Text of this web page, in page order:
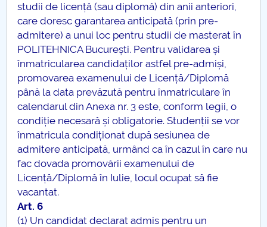
studii de licență (sau diplomă) din anii anteriori,
care doresc garantarea anticipată (prin pre-
admitere) a unui loc pentru studii de masterat în
POLITEHNICA București. Pentru validarea și
înmatricularea candidaților astfel pre-admiși,
promovarea examenului de Licență/Diplomă
până la data prevăzută pentru înmatriculare în
calendarul din Anexa nr. 3 este, conform legii, o
condiție necesară și obligatorie. Studenții se vor
înmatricula condiționat după sesiunea de
admitere anticipată, urmând ca în cazul în care nu
fac dovada promovării examenului de
Licență/Diplomă în Iulie, locul ocupat să fie
vacantat.
Art. 6
(1) Un candidat declarat admis pentru un